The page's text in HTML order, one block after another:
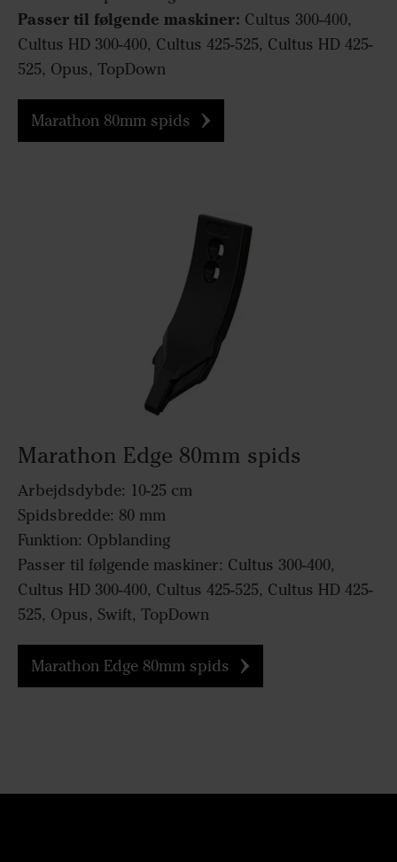
Passer til følgende maskiner: Cultus 300-400,
Cultus HD 300-400, Cultus 425-525, Cultus HD 425-
525, Opus, TopDown
Marathon 80mm spids
Marathon Edge 80mm spids
Arbejdsdybde: 10-25 cm
Spidsbredde: 80 mm
Funktion: Opblanding
Passer til følgende maskiner: Cultus 300-400,
Cultus HD 300-400, Cultus 425-525, Cultus HD 425-
525, Opus, Swift, TopDown
Marathon Edge 80mm spids